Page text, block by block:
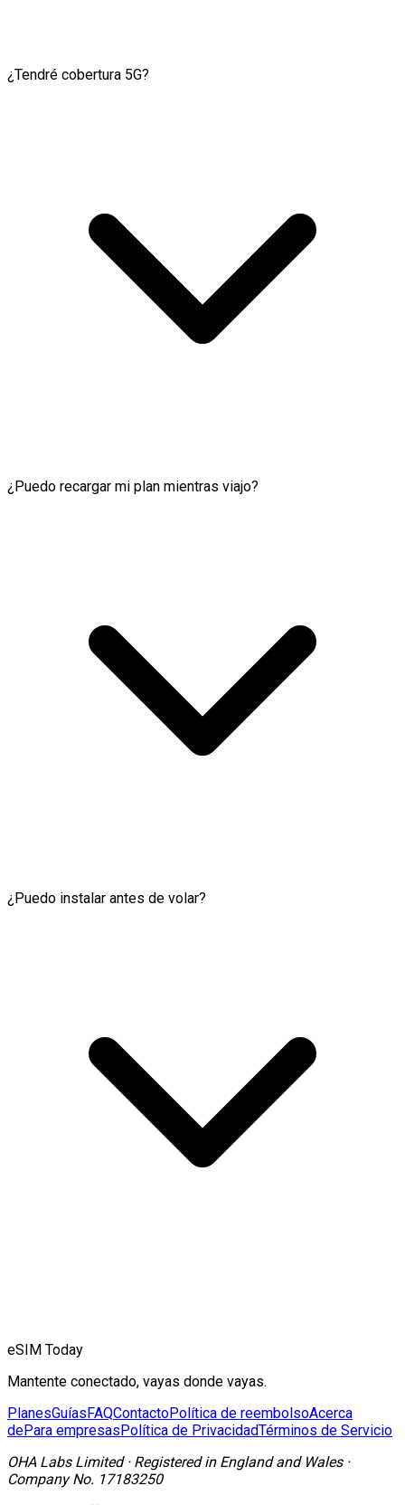
¿Tendré cobertura 5G?
¿Puedo recargar mi plan mientras viajo?
¿Puedo instalar antes de volar?
eSIM Today
Mantente conectado, vayas donde vayas.
PlanesGuíasFAQContactoPolítica de reembolsoAcerca
dePara empresasPolítica de PrivacidadTérminos de Servicio
OHA Labs Limited· Registered in England and Wales·
Company No. 17183250